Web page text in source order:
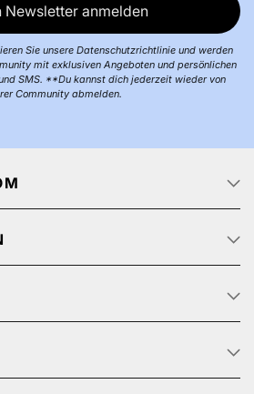
Newsletter anmelden
Sie unsere Datenschutzrichtlinie und werden
mit exklusiven Angeboten und persönlichen
SMS. **Du kannst dich jederzeit wieder von
Community abmelden.
Datenschutz